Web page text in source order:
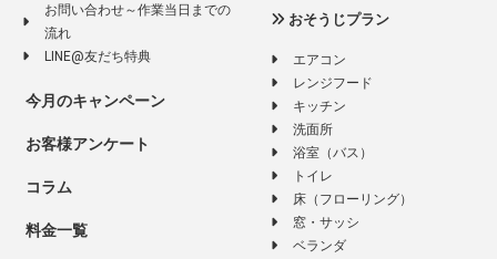
お問い合わせ～作業当日までの
流れ
LINE@友だち特典
今月のキャンペーン
お客様アンケート
コラム
料金一覧
おそうじプラン
エアコン
レンジフード
キッチン
洗面所
浴室（バス）
トイレ
床（フローリング）
窓・サッシ
ベランダ